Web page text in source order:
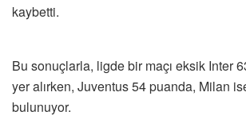
kaybetti.
Bu sonuçlarla, ligde bir maçı eksik Inter
yer alırken, Juventus 54 puanda, Milan
bulunuyor.